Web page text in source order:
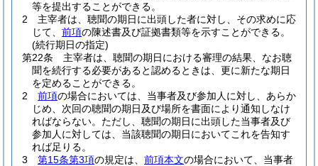
等を提出することができる。
2
主宰者は、聴聞の期日に出頭した者に対し、その求めに応
じて、 前項の陳述書及び証拠書類等を示すことができる。
(続行期日の指定)
第22条
主宰者は、聴聞の期日における審理の結果、なお聴
聞を続行する必要があると認めるときは、更に新たな期日
を定めることができる。
2
前項の場合においては、当事者及び参加人に対し、あらか
じめ、次回の聴聞の期日及び場所を書面により通知しなけ
ればならない。 ただし、聴聞の期日に出頭した当事者及び
参加人に対しては、当該聴聞の期日においてこれを告知す
れば足りる。
3
第15条第3項の規定は、 前項本文の場合において、当事者